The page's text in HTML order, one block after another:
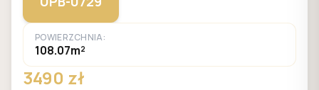
POWIERZCHNIA:
108.07m²
3490 zł